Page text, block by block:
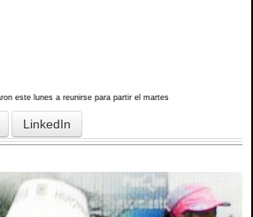
este lunes a reunirse para partir el martes
LinkedIn